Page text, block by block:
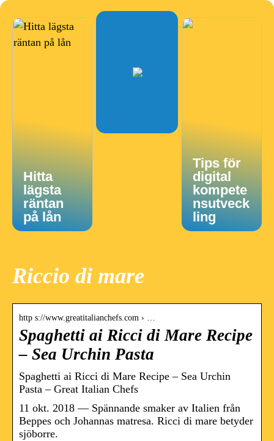
Hitta
lägsta
räntan
på lån
Tips för
digital
kompete
nsutveck
ling
Riccio di mare
http s://www.greatitalianchefs.com › …
Spaghetti ai Ricci di Mare Recipe
– Sea Urchin Pasta
Spaghetti ai Ricci di Mare Recipe – Sea Urchin
Pasta – Great Italian Chefs
11 okt. 2018 — Spännande smaker av Italien från
Beppes och Johannas matresa. Ricci di mare betyder
sjöborre.